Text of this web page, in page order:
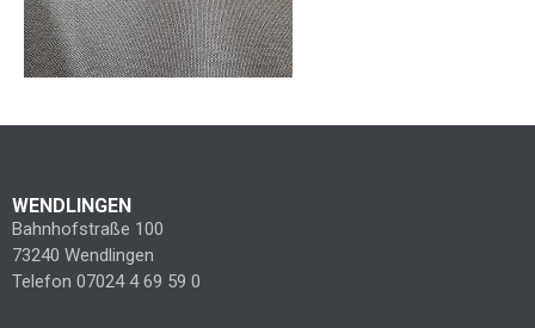
WENDLINGEN
Bahnhofstraße 100
73240 Wendlingen
Telefon 07024 4 69 59 0